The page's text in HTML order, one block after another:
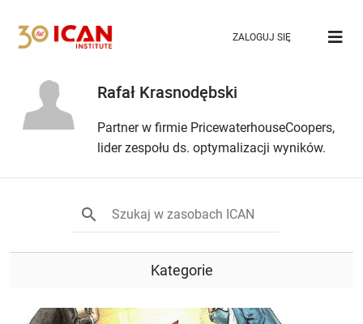
ZALOGUJ SIĘ
Rafał Krasnodębski
Partner w firmie PricewaterhouseCoopers,
lider zespołu ds. optymalizacji wyników.
Kategorie